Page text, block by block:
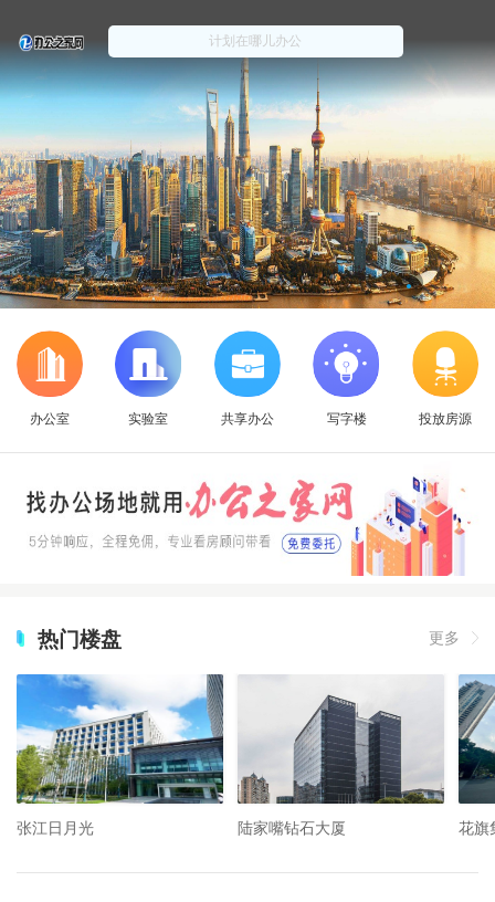
办公室 实验室 共享办公 写字楼 投放房源
热门楼盘 更多
张江日月光 陆家嘴钻石大厦 花旗